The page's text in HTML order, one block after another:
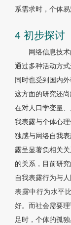
系需求时，个体
4 初步探讨
网络信息技
通过多种活动方
同时也受到国内
这方面的研究还
在对人口学变量
我表露与个体心
独感与网络自我
露呈显著负相关
的关系，目前研
自我表露行为与
表露中行为水平
好。而社会需要
足时，个体的孤独